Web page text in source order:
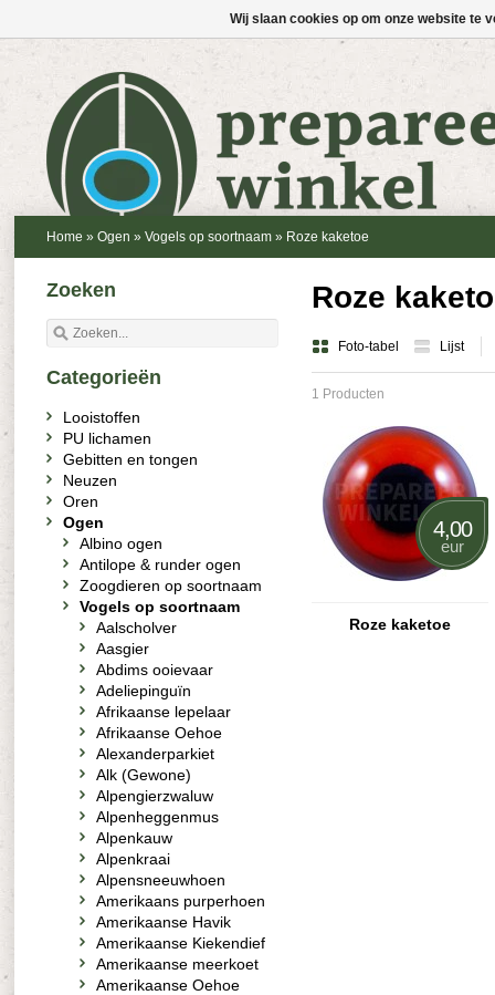
Home » Ogen » Vogels op soortnaam » Roze kaketoe
Roze
Foto-tabel Lijst
1 Producten
4,00
eur
Roze kaketoe
Zoeken
Categorieën
Looistoffen
PU lichamen
Gebitten en tongen
Neuzen
Oren
Ogen
Albino ogen
Antilope & runder ogen
Zoogdieren op soortnaam
Vogels op soortnaam
Aalscholver
Aasgier
Abdims ooievaar
Adeliepinguïn
Afrikaanse lepelaar
Afrikaanse Oehoe
Alexanderparkiet
Alk (Gewone)
Alpengierzwaluw
Alpenheggenmus
Alpenkauw
Alpenkraai
Alpensneeuwhoen
Amerikaans purperhoen
Amerikaanse Havik
Amerikaanse Kiekendief
Amerikaanse meerkoet
Amerikaanse Oehoe
Wij slaan cookies op om onze website te